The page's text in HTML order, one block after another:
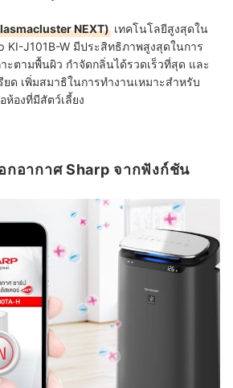
NEXT) เทคโนโลยีสูงสุดใน
KI-J101B-W มีประสิทธิภาพสูงสุดในการ
าะตามพื้นผิว กำจัดกลิ่นได้รวดเร็วที่สุด และ
ยด เพิ่มสมาธิในการทำงานเหมาะสำหรับ
ห้องที่มีสัตว์เลี้ยง
กอากาศ Sharp จากฟังก์ชัน